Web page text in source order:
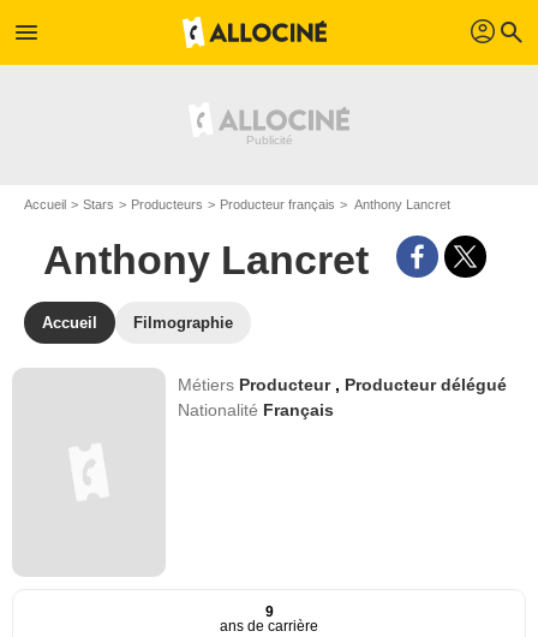
menu profil search
Accueil Stars Producteurs Producteur français Anthony Lancret
Anthony Lancret
Accueil Filmographie
Métiers Producteur , Producteur délégué
Nationalité Français
9
ans de carrière